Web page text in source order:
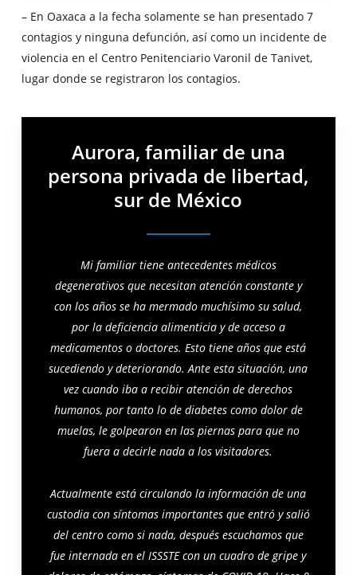
– En Oaxaca a la fecha solamente se han presentado 7
contagios y ninguna defunción, así como un incidente de
violencia en el Centro Penitenciario Varonil de Tanivet,
lugar donde se registraron los contagios.
Aurora, familiar de una
persona privada de libertad,
sur de México
Mi familiar tiene antecedentes médicos
degenerativos que necesitan atención constante y
con los años se ha mermado muchísimo su salud,
por la deficiencia alimenticia y de acceso a
medicamentos o doctores. Esto tiene años que está
sucediendo y deteriorando. Ante esta situación, una
vez cuando iba a recibir atenciónde derechos
humanos, por tanto lo de diabetes como dolor de
muelas, le golpearon en las piernas para que no
fuera a decirle nada a los visitadores.
Actualmente está circulando la información de una
custodia con síntomas importantes que entró y salió
del centro como si nada, después escuchamos que
fue internada en el ISSSTE con un cuadro de gripe y